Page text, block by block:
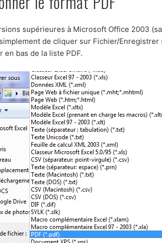
supérieures à Microsoft Office 2003
de cliquer sur Fichier/Enregistrer
en bas de la liste PDF.